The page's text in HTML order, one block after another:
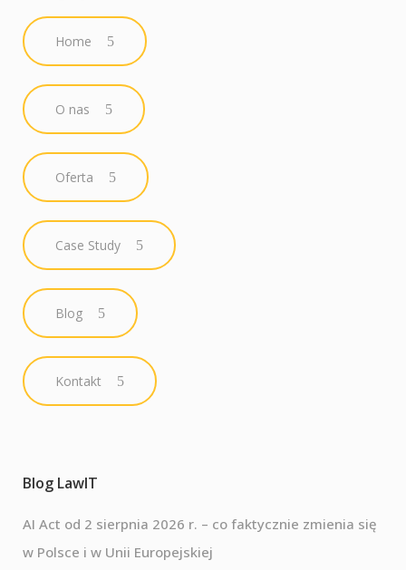
Home
O nas
Oferta
Case Study
Blog
Kontakt
Blog LawIT
AI Act od 2 sierpnia 2026 r. – co faktycznie zmienia się
w Polsce i w Unii Europejskiej